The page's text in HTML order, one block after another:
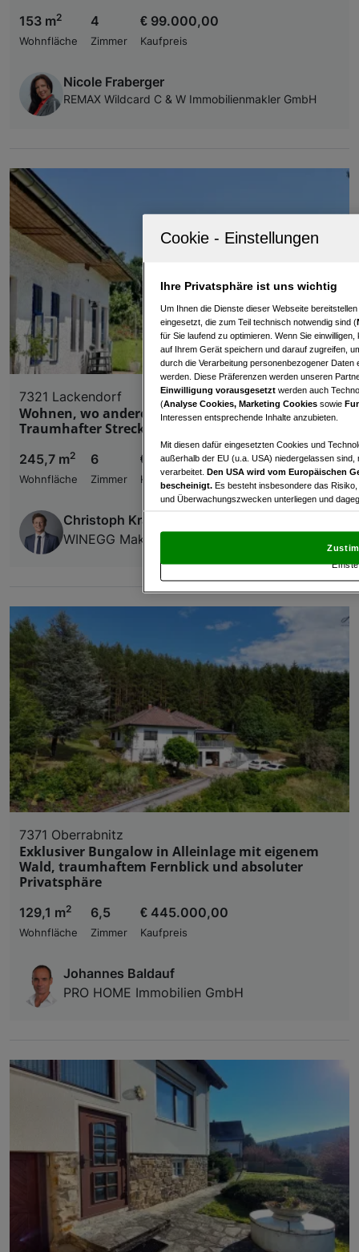
153 m2
Wohnfläche
4
Zimmer
€ 99.000,00
Kaufpreis
Nicole Fraberger
REMAX Wildcard C & W Immobilienmakler GmbH
7321 Lackendorf
Wohnen, wo andere Urlaub machen –
Traumhafter Streckhof mit Geschichte & Stil
245,7 m2
Wohnfläche
6
Zimmer
€ 548.000,00
Kaufpreis
Christoph Kral
WINEGG Makler GmbH
7371 Oberrabnitz
Exklusiver Bungalow in Alleinlage mit eigenem
Wald, traumhaftem Fernblick und absoluter
Privatsphäre
129,1 m2
Wohnfläche
6,5
Zimmer
€ 445.000,00
Kaufpreis
Johannes Baldauf
PRO HOME Immobilien GmbH
Ihre Privatsphäre ist uns wichtig
Um Ihnen die Dienste dieser Webseite
eingesetzt, die zum Teil technisch notwendig sind (
für Sie laufend zu optimieren. Wenn Sie
auf Ihrem Gerät speichern und darauf zugreifen,
durch die Verarbeitung personenbezogener
werden. Diese Präferenzen werden unseren
Einwilligung vorausgesetzt werden auch
(Analyse Cookies, Marketing Cookies sowie
Interessen entsprechende Inhalte anzubieten.
Mit diesen dafür eingesetzten Cookies und
außerhalb der EU (u.a. USA) niedergelassen
verarbeitet. Den USA wird vom Europäischen
bescheinigt. Es besteht insbesondere das
und Überwachungszwecken unterliegen und
und Widerspruch gegen die Verarbeitung auf der
„Cookie Einstellungen“, die sich auf jeder Seite
Wir und unsere Partner
Verwendung genauer Standortdaten.
Zugriff auf Informationen auf einem Endgerät.
und der Performance von Inhalten,
Liste der Partner (Lieferanten)